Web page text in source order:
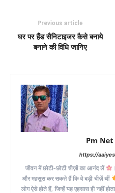
Previous article
घर पर हैंड सैनिटाइजर कैसे बनाये
बनाने की विधि जानिए
Pm
https://
जीवन में छोटी-छोटी चीज़ों का आनंद लें
और महसूस कर सकते हैं कि वे बड़ी चीज़ें थीं
लोग ऐसे होते हैं, जिन्हें यह एहसास ही नहीं